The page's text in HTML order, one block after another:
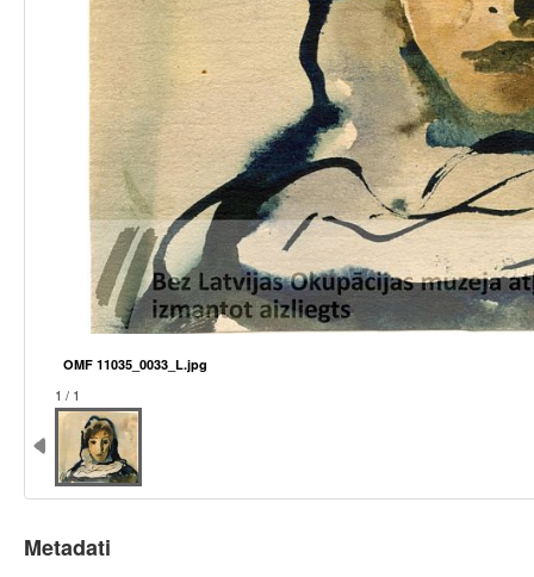
OMF 11035_0033_L.jpg
1 / 1
Metadati